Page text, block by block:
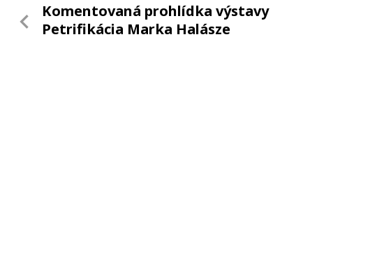
Komentovaná prohlídka výstavy
Petrifikácia Marka Halásze